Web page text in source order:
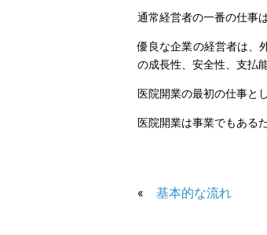
通常経営者の一番の仕事
優良な企業の経営者は、
の成長性、安全性、支払
医院開業の最初の仕事と
医院開業は事業でもある
« 基本的な流れ